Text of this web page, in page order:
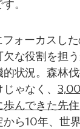
。
ォーカスし
な役割を担
状況。森林伐
ゃなく、
んできた先
ら10年、世